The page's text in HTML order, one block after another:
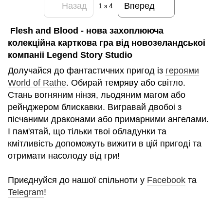
Назад 1 з 4 Вперед
Flesh and Blood - нова захоплююча
колекційна карткова гра вiд новозеландськоi
компанii Legend Story Studio
Долучайся до фантастичних пригод із героями
World of Rathe. Обирай темряву або свiтло.
Стань вогняним нiнзя, льодяним магом або
рейнджером блискавки. Вигравай двобоi з
пiсчаними драконами або примарними ангелами.
І пам'ятай, що тільки твоi обладунки та
кмiтливiсть допоможуть вижити в цiй пригодi та
отримати насолоду вiд гри!
Приєднуйся до нашої спільноти у Facebook та
Telegram!